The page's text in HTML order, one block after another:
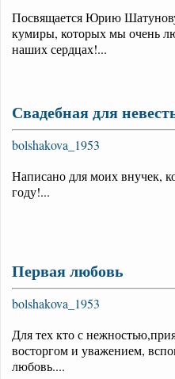
Посвящается Юрию
кумиры, которых мы очень
наших сердцах!...
Свадебная для
bolshakova_1953
Написано для моих внучек,
году!...
Первая любовь
bolshakova_1953
Для тех кто с
восторгом и уважением,
любовь....